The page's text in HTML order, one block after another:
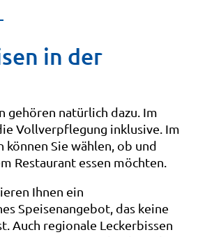
in der
gehören natürlich dazu. Im
Vollverpflegung inklusive. Im
Sie wählen, ob und
Restaurant essen möchten.
Ihnen ein
Speisenangebot, das keine
Auch regionale Leckerbissen